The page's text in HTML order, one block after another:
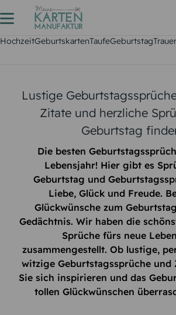
HochzeitGeburtskartenTaufeGeburtstag
Lustige
Zitate und herzliche
Geburtstag
Die besten
Lebensjahr! Hier gibt es
Geburtstag und
Liebe, Glück und Freude.
Glückwünsche zum
Gedächtnis. Wir haben die
Sprüche fürs neue
zusammengestellt. Ob lustige,
witzige Geburtstagssprüche und
Sie sich inspirieren und das
tollen Glückwünschen